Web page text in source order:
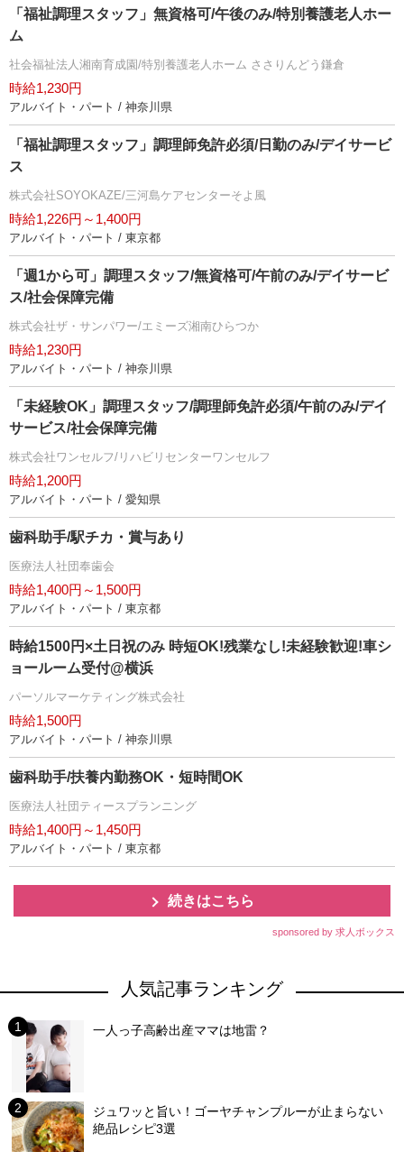
「福祉調理スタッフ」無資格可/午後のみ/特別養護老人ホー
ム
社会福祉法人湘南育成園/特別養護老人ホーム ささりんどう鎌倉
時給1,230円
アルバイト・パート / 神奈川県
「福祉調理スタッフ」調理師免許必須/日勤のみ/デイサービ
ス
株式会社SOYOKAZE/三河島ケアセンターそよ風
時給1,226円～1,400円
アルバイト・パート / 東京都
「週1から可」調理スタッフ/無資格可/午前のみ/デイサービ
ス/社会保障完備
株式会社ザ・サンパワー/エミーズ湘南ひらつか
時給1,230円
アルバイト・パート / 神奈川県
「未経験OK」調理スタッフ/調理師免許必須/午前のみ/デイ
サービス/社会保障完備
株式会社ワンセルフ/リハビリセンターワンセルフ
時給1,200円
アルバイト・パート / 愛知県
歯科助手/駅チカ・賞与あり
医療法人社団奉歯会
時給1,400円～1,500円
アルバイト・パート / 東京都
時給1500円×土日祝のみ 時短OK!残業なし!未経験歓迎!車シ
ョールーム受付@横浜
パーソルマーケティング株式会社
時給1,500円
アルバイト・パート / 神奈川県
歯科助手/扶養内勤務OK・短時間OK
医療法人社団ティースプランニング
時給1,400円～1,450円
アルバイト・パート / 東京都
続きはこちら
sponsored by 求人ボックス
人気記事ランキング
一人っ子高齢出産ママは地雷？
ジュワッと旨い！ゴーヤチャンプルーが止まらない
絶品レシピ3選